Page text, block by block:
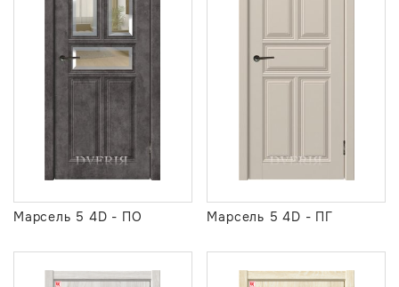
Марсель 5 4D - ПО Марсель 5 4D - ПГ